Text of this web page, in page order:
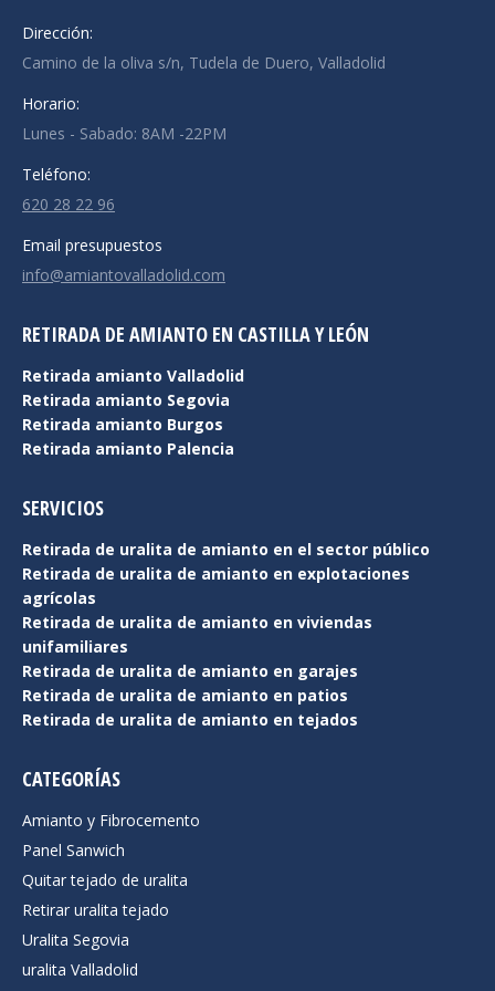
Dirección:
Camino de la oliva s/n, Tudela de Duero, Valladolid
Horario:
Lunes - Sabado: 8AM -22PM
Teléfono:
620 28 22 96
Email presupuestos
info@amiantovalladolid.com
RETIRADA DE AMIANTO EN CASTILLA Y LEÓN
Retirada amianto Valladolid
Retirada amianto Segovia
Retirada amianto Burgos
Retirada amianto Palencia
SERVICIOS
Retirada de uralita de amianto en el sector público
Retirada de uralita de amianto en explotaciones
agrícolas
Retirada de uralita de amianto en viviendas
unifamiliares
Retirada de uralita de amianto en garajes
Retirada de uralita de amianto en patios
Retirada de uralita de amianto en tejados
CATEGORÍAS
Amianto y Fibrocemento
Panel Sanwich
Quitar tejado de uralita
Retirar uralita tejado
Uralita Segovia
uralita Valladolid